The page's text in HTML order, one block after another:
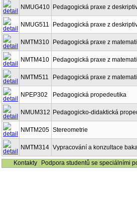
NMUG410 Pedagogická praxe z
NMUG511 Pedagogická praxe z
NMTM310 Pedagogická praxe z
NMTM410 Pedagogická praxe z
NMTM511 Pedagogická praxe z
NPEP302 Pedagogická propedeutika
NMUM312 Pedagogicko-didaktická
NMTM205 Stereometrie
NMTM314 Vypracování a konzultace
Kontakty
Podpora studentů se speciálními